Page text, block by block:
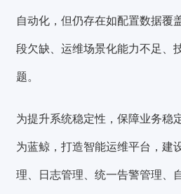
自动化，但仍存在如配置数据覆
段欠缺、运维场景化能力不足、
题。
为提升系统稳定性，保障业务稳
为蓝鲸 ，打造智能运维平台，建
理、日志管理、统一告警管理、